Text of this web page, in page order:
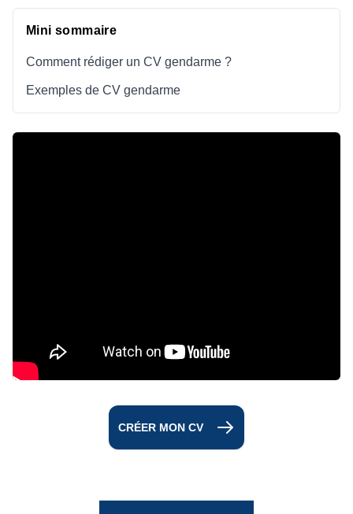
Mini sommaire
Comment rédiger un CV gendarme ?
Exemples de CV gendarme
CRÉER MON CV